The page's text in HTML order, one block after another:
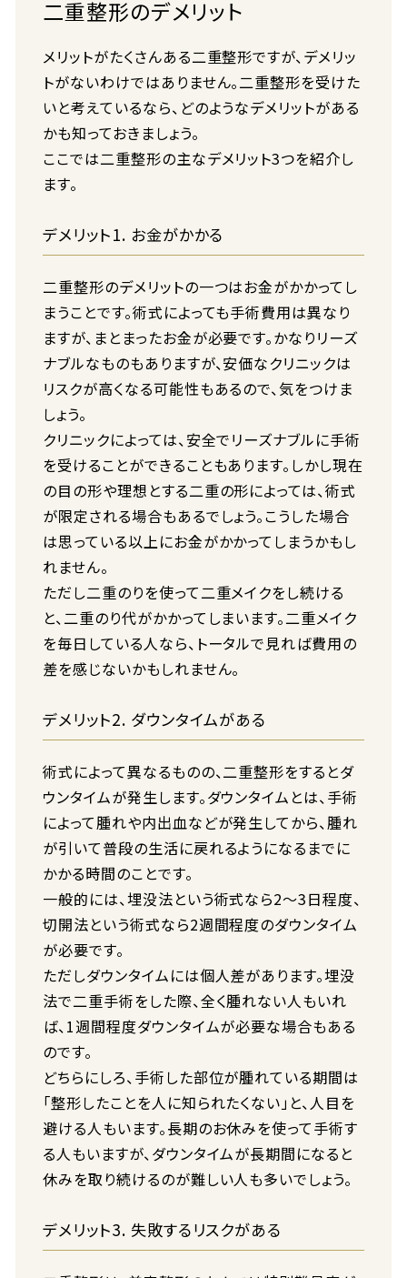
二重整形のデメリット
メリットがたくさんある二重整形ですが、デメリッ
トがないわけではありません。二重整形を受けた
いと考えているなら、どのようなデメリットがある
かも知っておきましょう。
ここでは二重整形の主なデメリット3つを紹介し
ます。
デメリット1. お金がかかる
二重整形のデメリットの一つはお金がかかってし
まうことです。術式によっても手術費用は異なり
ますが、まとまったお金が必要です。かなりリーズ
ナブルなものもありますが、安価なクリニックは
リスクが高くなる可能性もあるので、気をつけま
しょう。
クリニックによっては、安全でリーズナブルに手術
を受けることができることもあります。しかし現在
の目の形や理想とする二重の形によっては、術式
が限定される場合もあるでしょう。こうした場合
は思っている以上にお金がかかってしまうかもし
れません。
ただし二重のりを使って二重メイクをし続ける
と、二重のり代がかかってしまいます。二重メイク
を毎日している人なら、トータルで見れば費用の
差を感じないかもしれません。
デメリット2. ダウンタイムがある
術式によって異なるものの、二重整形をするとダ
ウンタイムが発生します。ダウンタイムとは、手術
によって腫れや内出血などが発生してから、腫れ
が引いて普段の生活に戻れるようになるまでに
かかる時間のことです。
一般的には、埋没法という術式なら2〜3日程度、
切開法という術式なら2週間程度のダウンタイム
が必要です。
ただしダウンタイムには個人差があります。埋没
法で二重手術をした際、全く腫れない人もいれ
ば、1週間程度ダウンタイムが必要な場合もある
のです。
どちらにしろ、手術した部位が腫れている期間は
「整形したことを人に知られたくない」と、人目を
避ける人もいます。長期のお休みを使って手術す
る人もいますが、ダウンタイムが長期間になると
休みを取り続けるのが難しい人も多いでしょう。
デメリット3. 失敗するリスクがある